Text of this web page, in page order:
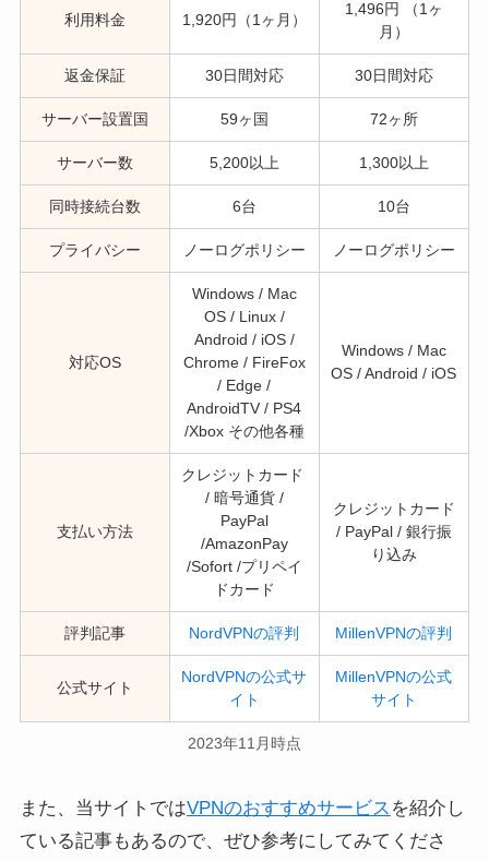
利用料金 1,920円（1ヶ月）
1,496円 （1ヶ
月）
返金保証 30日間対応 30日間対応
サーバー設置国 59ヶ国 72ヶ所
サーバー数 5,200以上 1,300以上
同時接続台数 6台 10台
プライバシー ノーログポリシー ノーログポリシー
対応OS
Windows / Mac
OS / Linux /
Android / iOS /
Chrome / FireFox
/ Edge /
AndroidTV / PS4
/Xbox その他各種
Windows / Mac
OS / Android / iOS
支払い方法
クレジットカード
/ 暗号通貨 /
PayPal
/AmazonPay
/Sofort /プリペイ
ドカード
クレジットカード
/ PayPal / 銀行振
り込み
評判記事 NordVPNの評判 MillenVPNの評判
公式サイト
NordVPNの公式サ
イト
MillenVPNの公式
サイト
2023年11月時点
また、当サイトではVPNのおすすめサービス を紹介し
ている記事もあるので、ぜひ参考にしてみてくださ